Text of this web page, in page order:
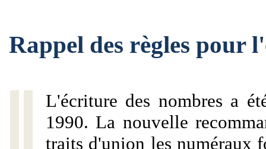
Rappel des règles pour
L'écriture des nombres a
1990. La nouvelle
traits d'union les numéraux